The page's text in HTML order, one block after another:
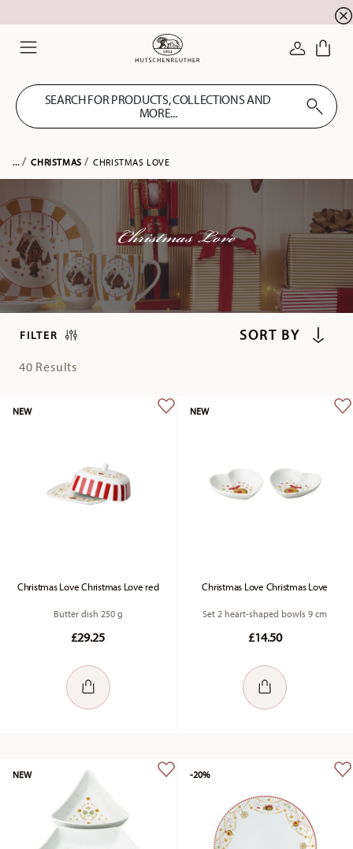
LOGIN
SEARCH FOR PRODUCTS, COLLECTIONS AND
MORE...
... CHRISTMAS CHRISTMAS LOVE
Christmas Love
FILTER
40 Results
Christmas Love Christmas Love red
Butter dish 250 g
£29.25
NEW
Christmas Love Christmas Love
Set 2 heart-shaped bowls 9 cm
£14.50
NEW
NEW -20%